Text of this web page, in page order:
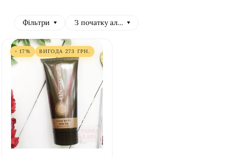
Фільтри З початку алфавіту
- 17% ВИГОДА 273 ГРН.